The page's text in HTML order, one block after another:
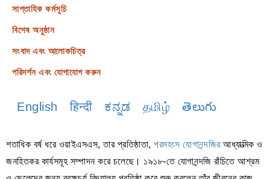
সাপ্তাহিক কর্মসূচি
বিশেষ অনুষ্ঠান
সংবাদ এবং আলোকচিত্র
পরিদর্শন এবং যোগাযোগ করুন
English हिन्दी ಕನ್ನಡ தமிழ் తెలుగు
শতাধিক বর্ষ ধরে ওয়াইএসএস, তার প্রতিষ্ঠাতা, পরমহংস যোগানন্দজিরআধ্যাত্মিক ও
জনহিতকর কার্যসমূহ সম্পাদন করে চলেছে। ১৯১৮-তে যোগানন্দজি রাঁচিতে আশ্রম